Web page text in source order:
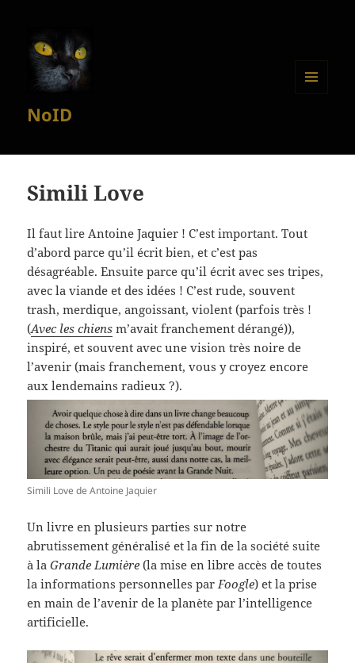
NoID
Simili Love
Il faut lire Antoine Jaquier ! C’est important. Tout
d’abord parce qu’il écrit bien, et c’est pas
désagréable. Ensuite parce qu’il écrit avec ses tripes,
avec la viande et des idées ! C’est rude, souvent
trash, merdique, angoissant, violent (parfois très !
(Avec les chiens m’avait franchement dérangé)),
inspiré, et souvent avec une vision très noire de
l’avenir (mais franchement, vous y croyez encore
aux lendemains radieux ?).
Simili Love de Antoine Jaquier
Un livre en plusieurs parties sur notre
abrutissement généralisé et la fin de la société suite
à laGrande Lumière (la mise en libre accès de toutes
la informations personnelles parFoogle) et la prise
en main de l’avenir de la planète par l’intelligence
artificielle.